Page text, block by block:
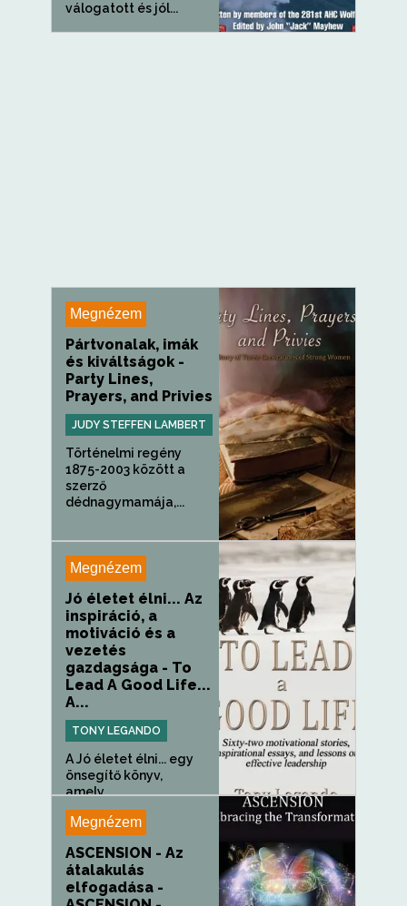
válogatott és jól...
Megnézem
Pártvonalak, imák
és kiváltságok -
Party Lines,
Prayers, and Privies
JUDY STEFFEN LAMBERT
Történelmi regény
1875-2003 között a
szerző
dédnagymamája,...
Megnézem
Jó életet élni... Az
inspiráció, a
motiváció és a
vezetés
gazdagsága - To
Lead A Good Life...
A...
TONY LEGANDO
A Jó életet élni... egy
önsegítő könyv,
amely...
Megnézem
ASCENSION - Az
átalakulás
elfogadása -